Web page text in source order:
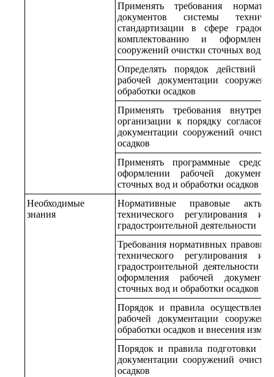
Применять требования
документов системы
стандартизации в сфере
комплектованию и
сооружений очистки сточных вод и
Определять порядок действий
рабочей документации
обработки осадков
Применять требования
организации к порядку
документации сооружений
осадков
Применять программные
оформлении рабочей
сточных вод и обработки осадков
Необходимые
знания
Нормативные правовые
технического регулирования
градостроительной деятельности
Требования нормативных
технического регулирования
градостроительной деятельности
оформления рабочей
сточных вод и обработки осадков
Порядок и правила
рабочей документации
обработки осадков и внесения
Порядок и правила подготовки к
документации сооружений
осадков